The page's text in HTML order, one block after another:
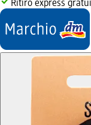
Ritiro express